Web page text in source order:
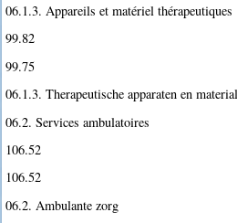
06.1.3. Appareils et matériel thérapeutiques
99.82
99.75
06.1.3. Therapeutische apparaten en
06.2. Services ambulatoires
106.52
106.52
06.2. Ambulante zorg